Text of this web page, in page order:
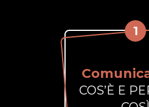
1
COS’È E